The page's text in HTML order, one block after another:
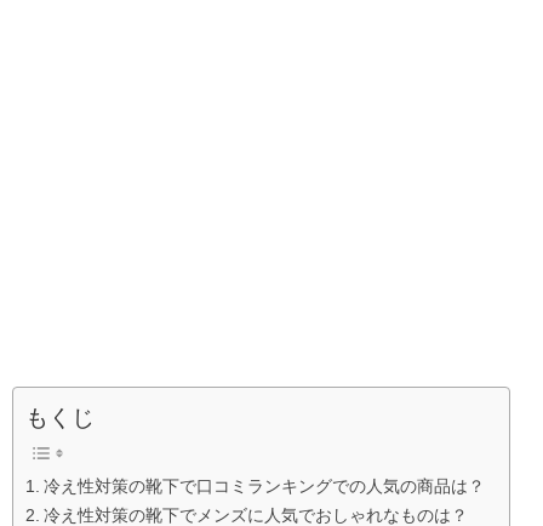
もくじ
冷え性対策の靴下で口コミランキングでの人気の商品は？
冷え性対策の靴下でメンズに人気でおしゃれなものは？